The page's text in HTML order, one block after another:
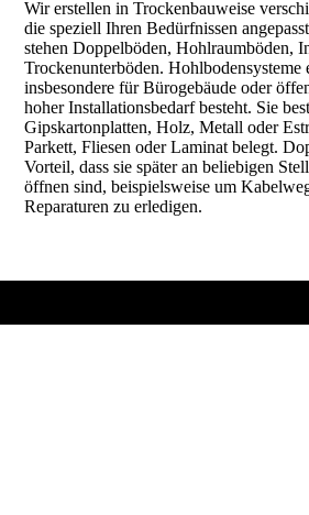
Wir erstellen in Trockenbauweise
die speziell Ihren Bedürfnissen
stehen Doppelböden, Hohlraumböden,
Trockenunterböden. Hohlbodensysteme
insbesondere für Bürogebäude oder
hoher Installationsbedarf besteht. Sie
Gipskartonplatten, Holz, Metall oder
Parkett, Fliesen oder Laminat belegt.
Vorteil, dass sie später an beliebigen
öffnen sind, beispiels­wei­se um
Reparaturen zu erledigen.